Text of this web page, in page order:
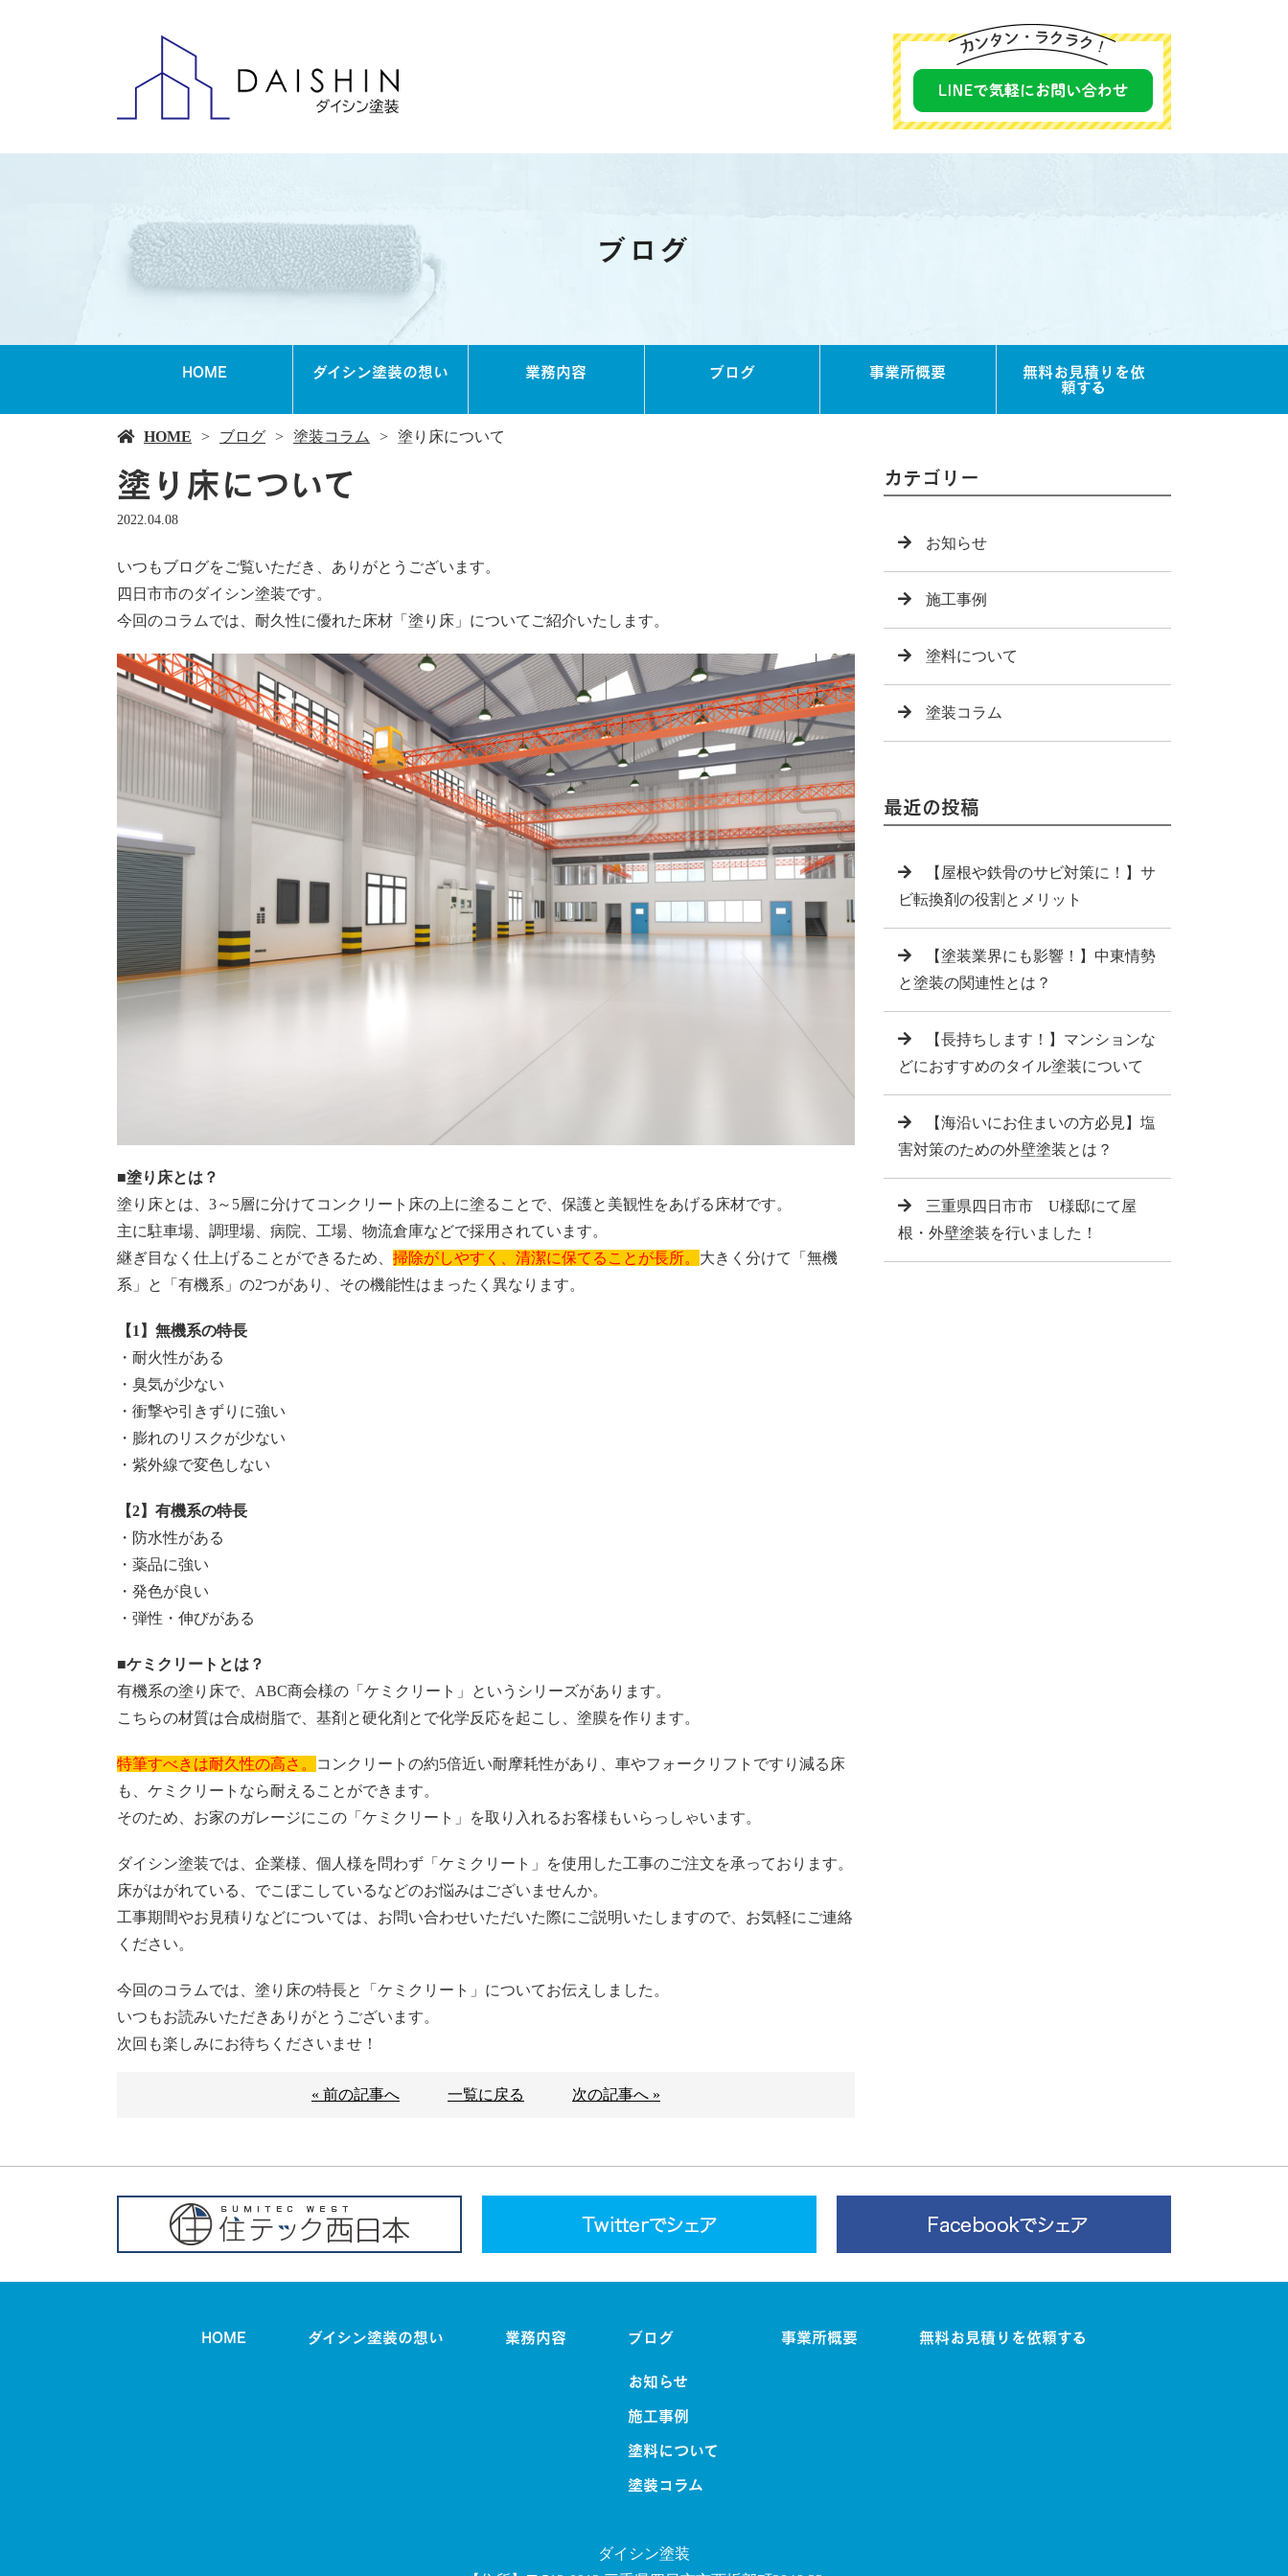
ブログ
HOME ダイシン塗装の想い 業務内容 ブログ 事業所概要
無料お見積りを依
頼する
HOME ブログ 塗装コラム 塗り床について
塗り床について
2022.04.08
いつもブログをご覧いただき、ありがとうございます。
四日市市のダイシン塗装です。
今回のコラムでは、耐久性に優れた床材「塗り床」についてご紹介いたします。
■塗り床とは？
塗り床とは、3～5層に分けてコンクリート床の上に塗ることで、保護と美観性をあげる床材です。
主に駐車場、調理場、病院、工場、物流倉庫などで採用されています。
継ぎ目なく仕上げることができるため、 掃除がしやすく、清潔に保てることが長所。 大きく分けて「無機
系」と「有機系」の2つがあり、その機能性はまったく異なります。
【1】無機系の特長
・耐火性がある
・臭気が少ない
・衝撃や引きずりに強い
・膨れのリスクが少ない
・紫外線で変色しない
【2】有機系の特長
・防水性がある
・薬品に強い
・発色が良い
・弾性・伸びがある
■ケミクリートとは？
有機系の塗り床で、ABC商会様の「ケミクリート」というシリーズがあります。
こちらの材質は合成樹脂で、基剤と硬化剤とで化学反応を起こし、塗膜を作ります。
特筆すべきは耐久性の高さ。
コンクリートの約5倍近い耐摩耗性があり、車やフォークリフトですり減る床
も、ケミクリートなら耐えることができます。
そのため、お家のガレージにこの「ケミクリート」を取り入れるお客様もいらっしゃいます。
ダイシン塗装では、企業様、個人様を問わず「ケミクリート」を使用した工事のご注文を承っております。
床がはがれている、でこぼこしているなどのお悩みはございませんか。
工事期間やお見積りなどについては、お問い合わせいただいた際にご説明いたしますので、お気軽にご連絡
ください。
今回のコラムでは、塗り床の特長と「ケミクリート」についてお伝えしました。
いつもお読みいただきありがとうございます。
次回も楽しみにお待ちくださいませ！
« 前の記事へ 一覧に戻る 次の記事へ »
カテゴリー
お知らせ
施工事例
塗料について
塗装コラム
最近の投稿
【屋根や鉄骨のサビ対策に！】サ
ビ転換剤の役割とメリット
【塗装業界にも影響！】中東情勢
と塗装の関連性とは？
【長持ちします！】マンションな
どにおすすめのタイル塗装について
【海沿いにお住まいの方必見】塩
害対策のための外壁塗装とは？
三重県四日市市 U様邸にて屋
根・外壁塗装を行いました！
HOME ダイシン塗装の想い 業務内容 ブログ
お知らせ
施工事例
塗料について
塗装コラム
事業所概要 無料お見積りを依頼する
ダイシン塗装